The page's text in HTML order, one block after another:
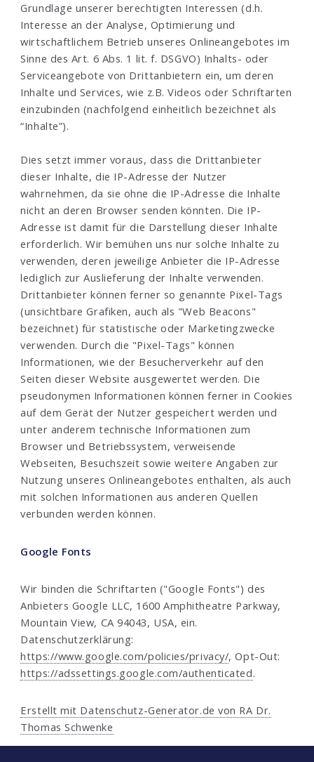
Grundlage unserer berechtigten Interessen (d.h.
Interesse an der Analyse, Optimierung und
wirtschaftlichem Betrieb unseres Onlineangebotes im
Sinne des Art. 6 Abs. 1 lit. f. DSGVO) Inhalts- oder
Serviceangebote von Drittanbietern ein, um deren
Inhalte und Services, wie z.B. Videos oder Schriftarten
einzubinden (nachfolgend einheitlich bezeichnet als
“Inhalte”).
Dies setzt immer voraus, dass die Drittanbieter
dieser Inhalte, die IP-Adresse der Nutzer
wahrnehmen, da sie ohne die IP-Adresse die Inhalte
nicht an deren Browser senden könnten. Die IP-
Adresse ist damit für die Darstellung dieser Inhalte
erforderlich. Wir bemühen uns nur solche Inhalte zu
verwenden, deren jeweilige Anbieter die IP-Adresse
lediglich zur Auslieferung der Inhalte verwenden.
Drittanbieter können ferner so genannte Pixel-Tags
(unsichtbare Grafiken, auch als "Web Beacons"
bezeichnet) für statistische oder Marketingzwecke
verwenden. Durch die "Pixel-Tags" können
Informationen, wie der Besucherverkehr auf den
Seiten dieser Website ausgewertet werden. Die
pseudonymen Informationen können ferner in Cookies
auf dem Gerät der Nutzer gespeichert werden und
unter anderem technische Informationen zum
Browser und Betriebssystem, verweisende
Webseiten, Besuchszeit sowie weitere Angaben zur
Nutzung unseres Onlineangebotes enthalten, als auch
mit solchen Informationen aus anderen Quellen
verbunden werden können.
Google Fonts
Wir binden die Schriftarten ("Google Fonts") des
Anbieters Google LLC, 1600 Amphitheatre Parkway,
Mountain View, CA 94043, USA, ein.
Datenschutzerklärung:
https://www.google.com/policies/privacy/, Opt-Out:
https://adssettings.google.com/authenticated.
Erstellt mit Datenschutz-Generator.de von RA Dr.
Thomas Schwenke